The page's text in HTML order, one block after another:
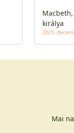
Macbeth,
királya
2025.
Mai